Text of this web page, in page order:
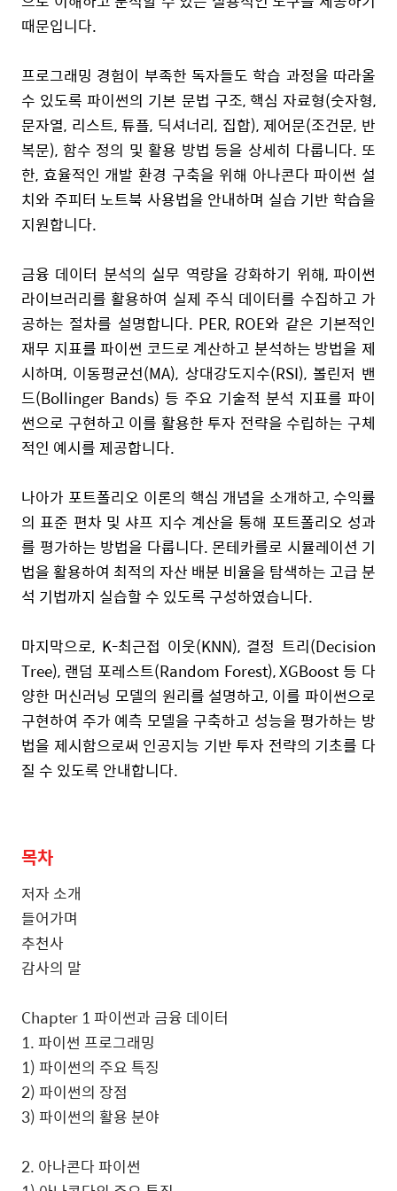
때문입니다.
프로그래밍 경험이 부족한 독자들도 학습 과정을 따라올
수 있도록 파이썬의 기본 문법 구조,핵심 자료형(숫자형,
문자열, 리스트,튜플, 딕셔너리, 집합), 제어문(조건문, 반
복문), 함수 정의 및 활용 방법 등을 상세히 다룹니다.또
한, 효율적인 개발 환경 구축을 위해 아나콘다 파이썬 설
치와 주피터 노트북 사용법을 안내하며 실습 기반 학습을
지원합니다.
금융 데이터 분석의 실무 역량을 강화하기 위해,파이썬
라이브러리를 활용하여 실제 주식 데이터를 수집하고 가
공하는 절차를 설명합니다. PER, ROE와 같은 기본적인
재무 지표를파이썬 코드로 계산하고 분석하는 방법을 제
시하며, 이동평균선(MA), 상대강도지수(RSI), 볼린저 밴
드(Bollinger Bands) 등 주요 기술적 분석 지표를 파이
썬으로 구현하고 이를 활용한 투자 전략을 수립하는 구체
적인 예시를 제공합니다.
나아가 포트폴리오 이론의 핵심 개념을 소개하고, 수익률
의 표준 편차 및 샤프 지수 계산을 통해 포트폴리오 성과
를 평가하는 방법을 다룹니다.몬테카를로 시뮬레이션 기
법을활용하여 최적의 자산 배분 비율을 탐색하는 고급분
석 기법까지 실습할 수 있도록 구성하였습니다.
마지막으로, K-최근접 이웃(KNN), 결정 트리(Decision
Tree), 랜덤 포레스트(Random Forest), XGBoost등 다
양한 머신러닝 모델의 원리를 설명하고, 이를 파이썬으로
구현하여 주가 예측 모델을 구축하고 성능을 평가하는 방
법을 제시함으로써 인공지능 기반 투자 전략의 기초를 다
질 수 있도록 안내합니다.
목차
저자 소개
들어가며
추천사
감사의 말
Chapter 1 파이썬과 금융 데이터
1. 파이썬 프로그래밍
1) 파이썬의 주요 특징
2) 파이썬의 장점
3) 파이썬의 활용 분야
2. 아나콘다 파이썬